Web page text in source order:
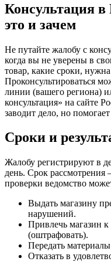
Консультация в
это и зачем
Не путайте жалобу с
когда вы не уверены в
товар, какие сроки,
Проконсультироваться
линии (вашего региона)
консультация» на сайте
заводит дело, но
Сроки и
Жалобу регистрируют в
день. Срок рассмотрения
проверки ведомство
Выдать магазину
нарушений.
Привлечь магазин к
(оштрафовать).
Передать
Отказать в